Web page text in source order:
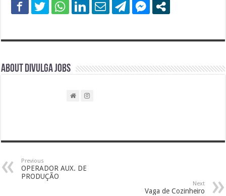
About DIVULGA JOBS
Previous
OPERADOR AUX. DE
PRODUÇÃO
Next
Vaga de Cozinheiro